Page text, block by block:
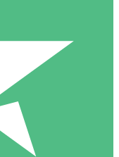
download. Sem